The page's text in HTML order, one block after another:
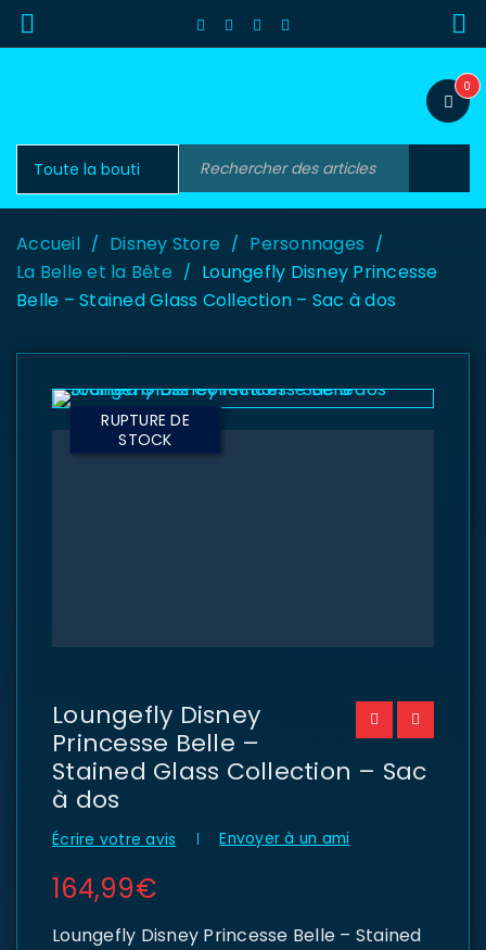
0
Accueil / Disney Store / Personnages /
La Belle et la Bête / Loungefly Disney Princesse
Belle – Stained Glass Collection – Sac à dos
RUPTURE DE
STOCK
Loungefly Disney
Princesse Belle –
Stained Glass Collection – Sac
à dos
Écrire votre avis Envoyer à un ami
164,99€
Loungefly Disney Princesse Belle – Stained